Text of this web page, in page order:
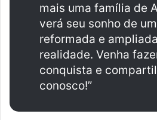
mais uma família de
verá seu sonho de
reformada e
realidade. Venha
conquista e
conosco!”